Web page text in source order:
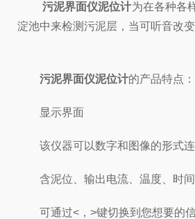
污泥界面仪泥位计为在各种各
淀池中来检测污泥层，当可听音改
污泥界面仪泥位计的产品特点：
显示界面
该仪器可以数字和图像的形式连
含泥位、输出电流、温度、时间
可通过<，>键切换到您想要的信